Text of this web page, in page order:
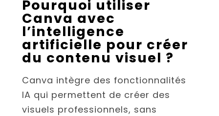
Pourquoi utiliser
Canva avec
l’intelligence
artificielle pour créer
du contenu visuel ?
Canva intègre des fonctionnalités
IA qui permettent de créer des
visuels professionnels, sans